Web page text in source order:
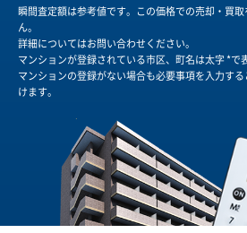
瞬間査定額は参考値です。この価格での売却・買
ん。
詳細についてはお問い合わせください。
マンションが登録されている市区、町名は太字 *で
マンションの登録がない場合も必要事項を入力す
けます。